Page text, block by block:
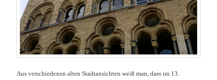
Aus verschiedenen alten Stadtansichten weiß man, dass im 13.